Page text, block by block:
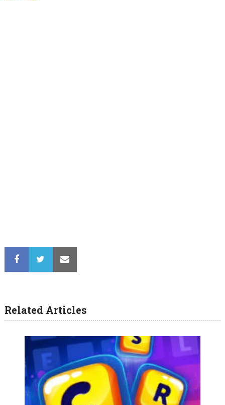
Related Articles